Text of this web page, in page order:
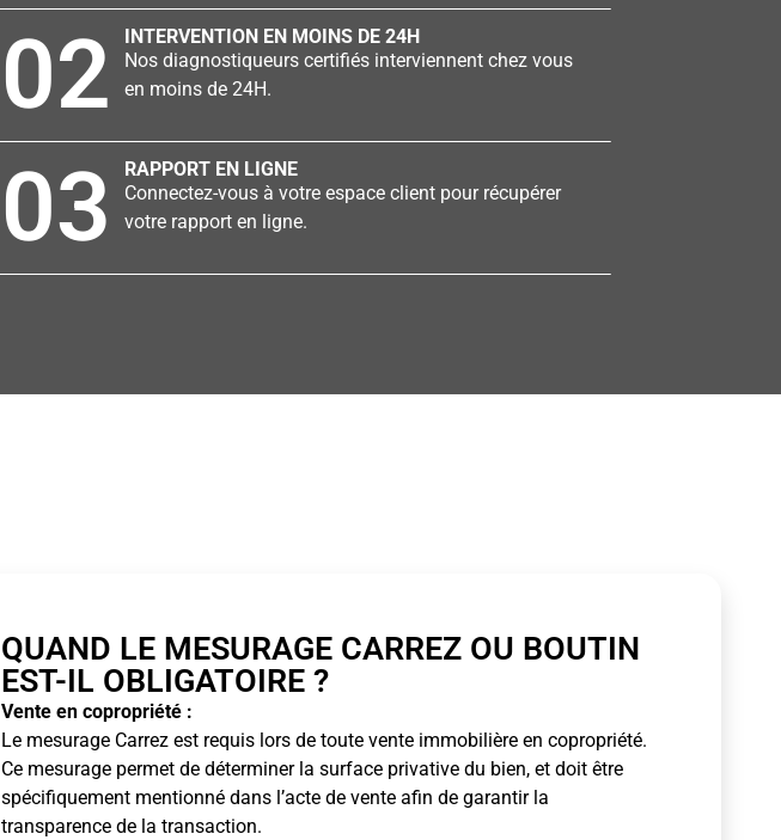
02
INTERVENTION EN MOINS DE 24H
Nos diagnostiqueurs certifiés interviennent chez vous
en moins de 24H.
03
RAPPORT EN LIGNE
Connectez-vous à votre espace client pour récupérer
votre rapport en ligne.
QUAND LE MESURAGE CARREZ OU BOUTIN
EST-IL OBLIGATOIRE ?
Vente en copropriété :
Le mesurage Carrez est requis lors de toute vente immobilière en copropriété.
Ce mesurage permet de déterminer la surface privative du bien, et doit être
spécifiquement mentionné dans l’acte de vente afin de garantir la
transparence de la transaction.